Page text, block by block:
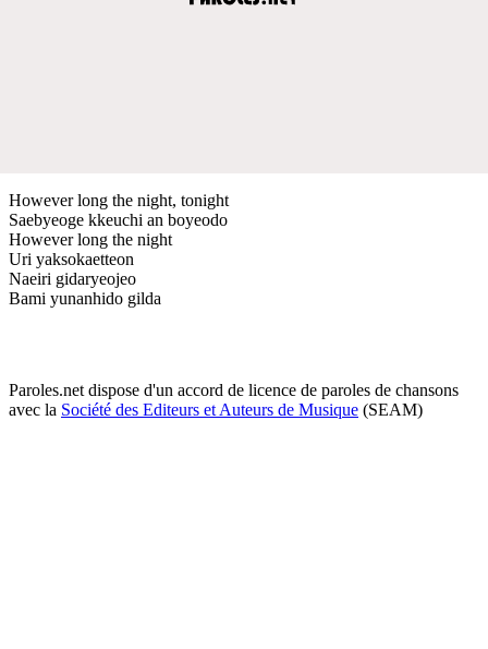
However long the night, tonight
Saebyeoge kkeuchi an boyeodo
However long the night
Uri yaksokaetteon
Naeiri gidaryeojeo
Bami yunanhido gilda
Paroles.net dispose d'un accord de licence de paroles de chansons
avec la Société des Editeurs et Auteurs de Musique (SEAM)